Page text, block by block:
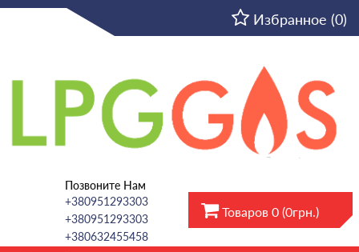
Избранное (0)
Позвоните Нам
+380951293303
+380951293303
+380632455458
Товаров 0 (0грн.)